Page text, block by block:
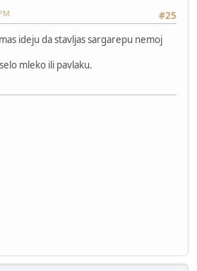
#25
ideju da stavljas sargarepu nemoj
mleko ili pavlaku.